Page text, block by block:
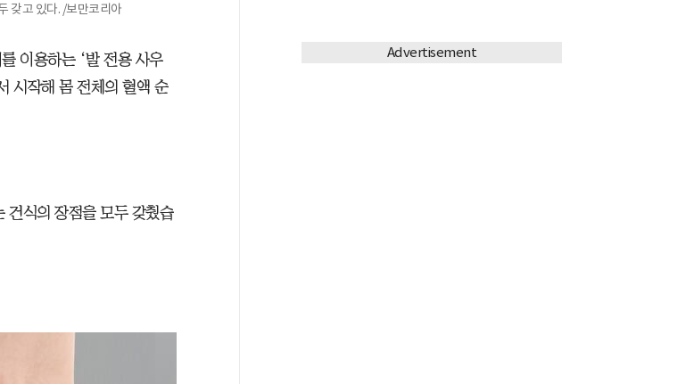
갖고 있다. /보만코리아
이용하는 ‘발 전용 사우
시작해 몸 전체의 혈액 순
건식의 장점을 모두 갖췄습